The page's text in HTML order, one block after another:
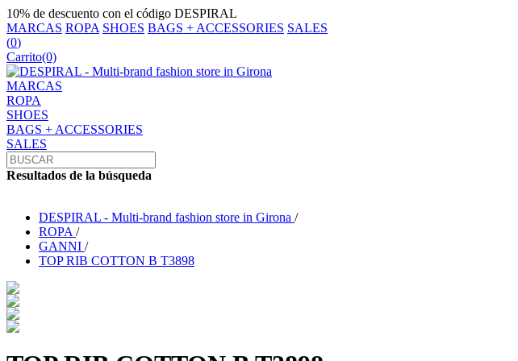
10% de descuento con el código DESPIRAL
MARCAS ROPA SHOES BAGS + ACCESSORIES SALES
(0)
Carrito(0)
MARCAS
ROPA
SHOES
BAGS + ACCESSORIES
SALES
Resultados de la búsqueda
DESPIRAL - Multi-brand fashion store in Girona /
ROPA /
GANNI /
TOP RIB COTTON B T3898